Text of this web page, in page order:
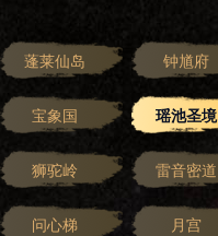
蓬莱仙岛 钟馗府
宝象国 瑶池圣境
狮驼岭 雷音密道
问心梯 月宫